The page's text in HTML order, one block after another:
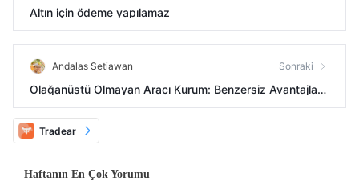
Altın için ödeme yapılamaz
Andalas Setiawan Sonraki
Olağanüstü Olmayan Aracı Kurum: Benzersiz Avantajlar
Yok, Alternatifleri Keşfetmek Öneriliyor
Tradear
Haftanın En Çok Yorumu